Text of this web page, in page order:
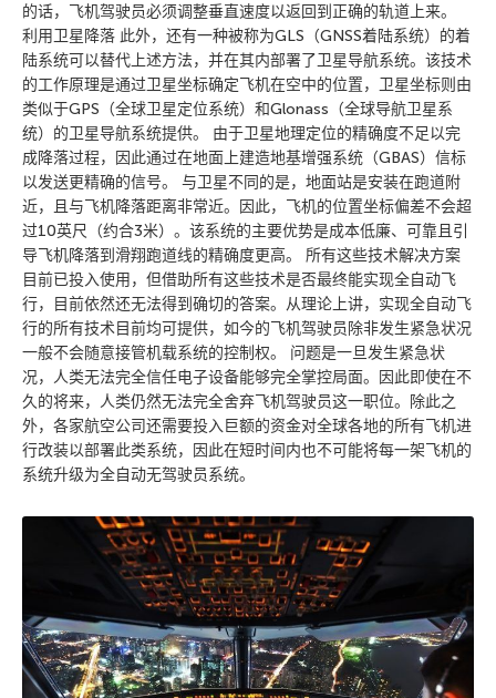
的话，飞机驾驶员必须调整垂直速度以返回到正确的轨道上来。
利用卫星降落 此外，还有一种被称为GLS（GNSS着陆系统）的着
陆系统可以替代上述方法，并在其内部署了卫星导航系统。该技术
的工作原理是通过卫星坐标确定飞机在空中的位置，卫星坐标则由
类似于GPS（全球卫星定位系统）和Glonass（全球导航卫星系
统）的卫星导航系统提供。 由于卫星地理定位的精确度不足以完
成降落过程，因此通过在地面上建造地基增强系统（GBAS）信标
以发送更精确的信号。 与卫星不同的是，地面站是安装在跑道附
近，且与飞机降落距离非常近。因此，飞机的位置坐标偏差不会超
过10英尺（约合3米）。该系统的主要优势是成本低廉、可靠且引
导飞机降落到滑翔跑道线的精确度更高。 所有这些技术解决方案
目前已投入使用，但借助所有这些技术是否最终能实现全自动飞
行，目前依然还无法得到确切的答案。从理论上讲，实现全自动飞
行的所有技术目前均可提供，如今的飞机驾驶员除非发生紧急状况
一般不会随意接管机载系统的控制权。 问题是一旦发生紧急状
况，人类无法完全信任电子设备能够完全掌控局面。因此即使在不
久的将来，人类仍然无法完全舍弃飞机驾驶员这一职位。除此之
外，各家航空公司还需要投入巨额的资金对全球各地的所有飞机进
行改装以部署此类系统，因此在短时间内也不可能将每一架飞机的
系统升级为全自动无驾驶员系统。